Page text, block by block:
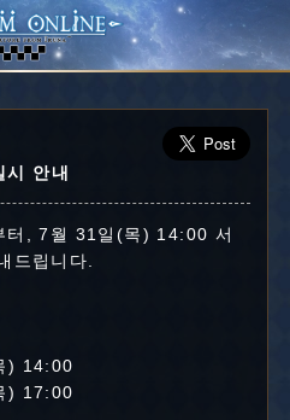
안내
터, 7월 31일(목) 14:00 서
드립니다.
) 14:00
) 17:00